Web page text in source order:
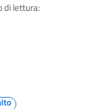
di lettura: